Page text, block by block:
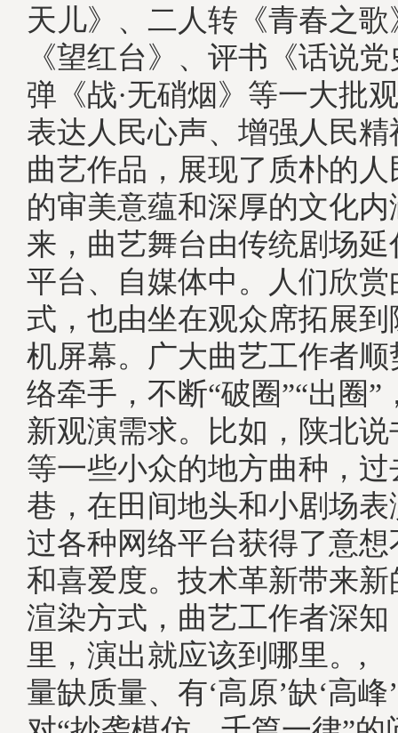
天儿》、二人转《青春之
《望红台》、评书《话说
弹《战·无硝烟》等一大批
表达人民心声、增强人民
曲艺作品，展现了质朴的
的审美意蕴和深厚的文
来，曲艺舞台由传统剧场
平台、自媒体中。人们欣
式，也由坐在观众席拓展
机屏幕。广大曲艺工作者
络牵手，不断“破圈”“出圈”
新观演需求。比如，陕北
等一些小众的地方曲种，
巷，在田间地头和小剧场
过各种网络平台获得了意
和喜爱度。技术革新带来
渲染方式，曲艺工作者深
里，演出就应该到哪里
量缺质量、有‘高原’缺‘高